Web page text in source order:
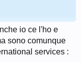
io ce l'ho e
sono comunque
services :